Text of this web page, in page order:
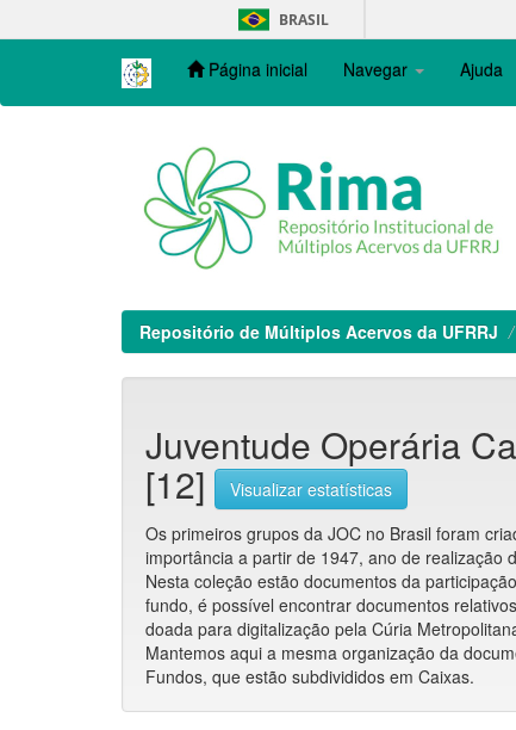
navigation
BRASIL
Página inicial Navegar Ajuda
Repositório de Múltiplos Acervos da UFRRJ
Juventude Operária
[12]
Visualizar estatísticas
Os primeiros grupos da JOC no Brasil foram
importância a partir de 1947, ano de realização
Nesta coleção estão documentos da
fundo, é possível encontrar documentos
doada para digitalização pela Cúria
Mantemos aqui a mesma organização da
Fundos, que estão subdivididos em Caixas.